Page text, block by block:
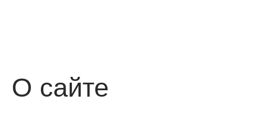
О сайте